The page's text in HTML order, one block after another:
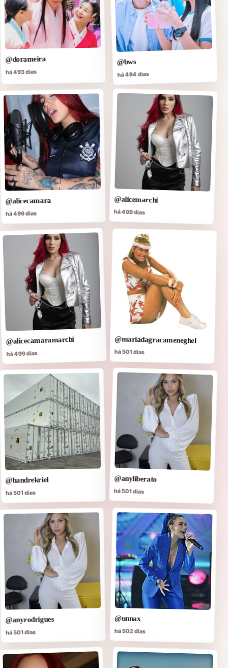
@dorameira
há 493 dias
@bws
há 494 dias
@alicecamara
há 499 dias
@alicemarchi
há 499 dias
@alicecamaramarchi
há 499 dias
@mariadagracameneghel
há 501 dias
@handrekriel
há 501 dias
@anyliberato
há 501 dias
@anyrodrigues
há 501 dias
@unnax
há 502 dias